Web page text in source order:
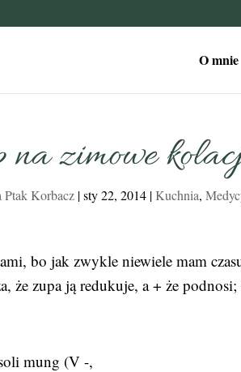
O mnie
zimowe
Ptak Korbacz |sty 22, 2014 |Kuchnia,
bo jak zwykle niewiele mam
że zupa ją redukuje, a + że
mung (V -,